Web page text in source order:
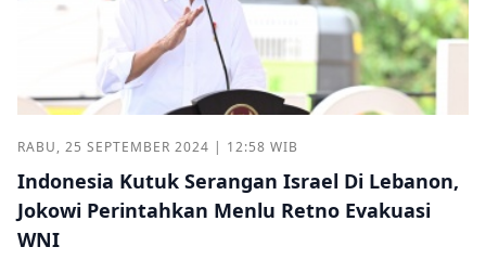
RABU, 25 SEPTEMBER 2024 | 12:58 WIB
Indonesia Kutuk Serangan Israel Di Lebanon,
Jokowi Perintahkan Menlu Retno Evakuasi
WNI